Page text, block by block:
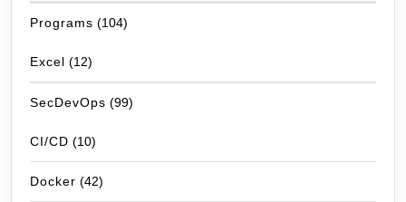
Programs (104)
Excel (12)
SecDevOps (99)
CI/CD (10)
Docker (42)